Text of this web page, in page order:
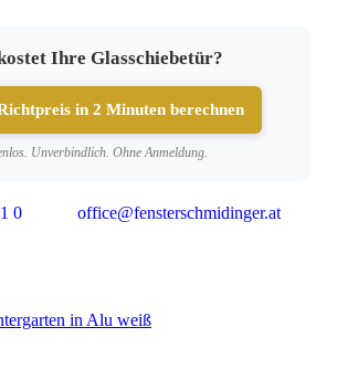
Ihre Glasschiebetür?
in 2 Minuten berechnen
Unverbindlich. Ohne Anmeldung.
0 office@fensterschmidinger.at